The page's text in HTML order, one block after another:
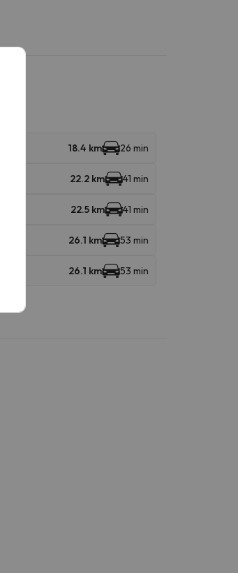
18.4 km 26 min
22.2 km 41 min
22.5 km 41 min
26.1 km 53 min
26.1 km 53 min